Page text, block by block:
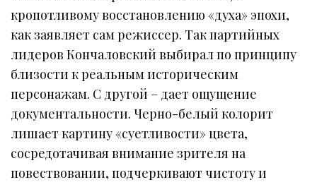
кропотливому восстановлению «духа» эпохи,
как заявляет сам режиссер. Так партийных
лидеров Кончаловский выбирал по принципу
близости к реальным историческим
персонажам. С другой – дает ощущение
документальности. Черно-белый колорит
лишает картину «суетливости» цвета,
сосредотачивая внимание зрителя на
повествовании, подчеркивают чистоту и